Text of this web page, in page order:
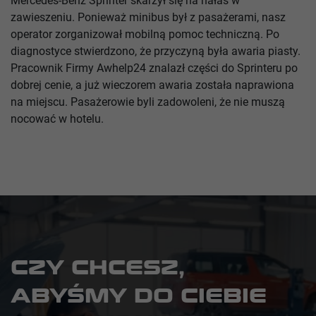
zawieszeniu. Ponieważ minibus był z pasażerami, nasz
operator zorganizował mobilną pomoc techniczną. Po
diagnostyce stwierdzono, że przyczyną była awaria piasty.
Pracownik Firmy Awhelp24 znalazł części do Sprinteru po
dobrej cenie, a już wieczorem awaria została naprawiona
na miejscu. Pasażerowie byli zadowoleni, że nie muszą
nocować w hotelu.
CZY CHCESZ,
ABYŚMY DO CIEBIE